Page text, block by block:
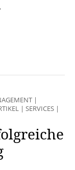
|
| SERVICES |